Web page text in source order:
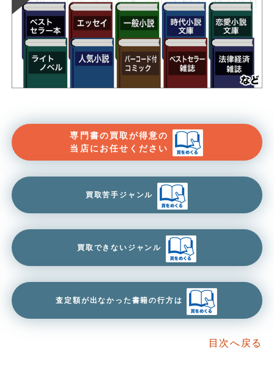
専門書の買取が得意の
当店にお任せください
買取苦手ジャンル
買取できないジャンル
査定額が出なかった書籍の行方は
目次へ戻る